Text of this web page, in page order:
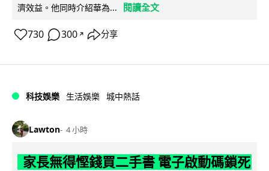
濟效益。他同時介紹華為...
閱讀全文
730 300 ↗ 分享
科技娛樂 生活娛樂 城中熱話
Lawton 4 小時
家長無得慳錢買二手書 電子啟動碼鎖死